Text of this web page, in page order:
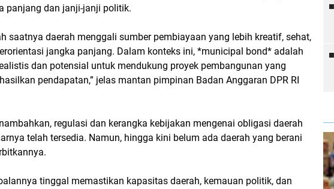
panjang dan janji-janji politik.
saatnya daerah menggali sumber pembiayaan yang lebih kreatif, sehat,
jangka panjang. Dalam konteks ini, *municipal bond* adalah
dan potensial untuk mendukung proyek pembangunan yang
pendapatan,” jelas mantan pimpinan Badan Anggaran DPR RI
regulasi dan kerangka kebijakan mengenai obligasi daerah
telah tersedia. Namun, hingga kini belum ada daerah yang berani
tinggal memastikan kapasitas daerah, kemauan politik, dan